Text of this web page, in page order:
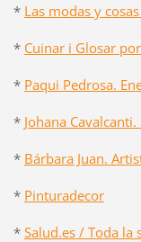
* Las modas y
* Cuinar i Glosar
* Paqui Pedrosa.
* Johana
* Bárbara Juan.
* Pinturadecor
* Salud.es / Toda la